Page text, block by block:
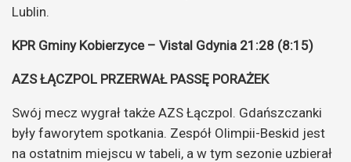
Lublin.
KPR Gminy Kobierzyce – Vistal Gdynia 21:28 (8:15)
AZS ŁĄCZPOL PRZERWAŁ PASSĘ PORAŻEK
Swój mecz wygrał także AZS Łączpol. Gdańszczanki
były faworytem spotkania. Zespół Olimpii-Beskid jest
na ostatnim miejscu w tabeli, a w tym sezonie uzbierał